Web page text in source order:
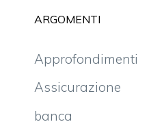
ARGOMENTI
Approfondimenti
Assicurazione
banca